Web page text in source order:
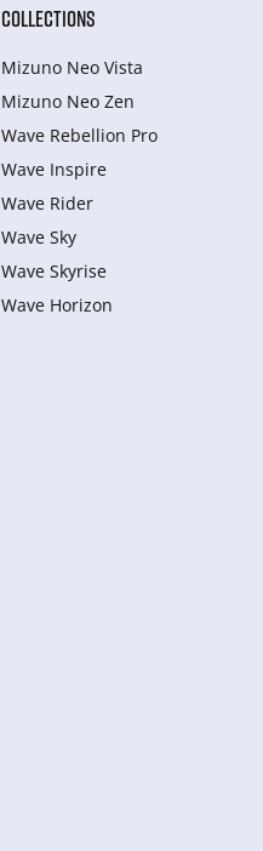
COLLECTIONS
Mizuno Neo Vista
Mizuno Neo Zen
Wave Rebellion Pro
Wave Inspire
Wave Rider
Wave Sky
Wave Skyrise
Wave Horizon